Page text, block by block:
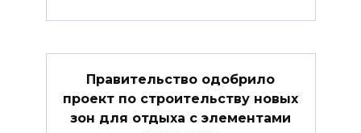
Правительство одобрило
проект по строительству новых
зон для отдыха с элементами